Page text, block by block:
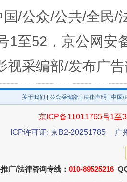
国/公众/公共/全民/
1至52，京公网安
视采编部/发布广
关于我们 公众采编部 法律声明 | 中国
京ICP备11011765号1至
ICP许可证: 京B2-20251785
广
广/法律咨询专线： 010-89525216